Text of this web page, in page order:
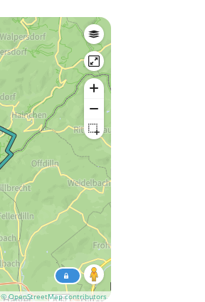
© OpenStreetMap contributors